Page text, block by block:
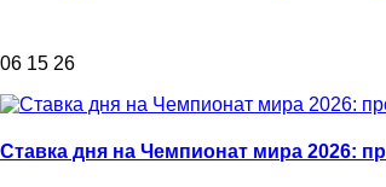
06 15 26
Ставка дня на Чемпионат мира 2026: